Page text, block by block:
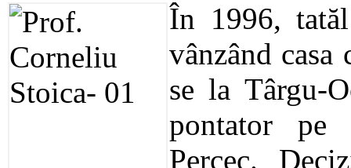
În 1996,
vânzând
se la Târgu-
pontator pe
Percec.